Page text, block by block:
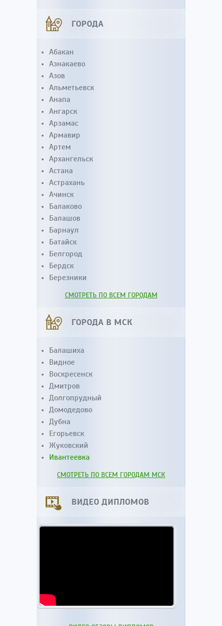
ГОРОДА
Абакан
Азнакаево
Азов
Альметьевск
Анапа
Ангарск
Арзамас
Армавир
Артем
Архангельск
Астана
Астрахань
Ачинск
Балаково
Балашов
Барнаул
Батайск
Белгород
Бердск
Березники
СМОТРЕТЬ ПО ВСЕМ ГОРОДАМ
ГОРОДА В МСК
Балашиха
Видное
Воскресенск
Дмитров
Долгопрудный
Домодедово
Дубна
Егорьевск
Жуковский
Ивантеевка
СМОТРЕТЬ ПО ВСЕМ ГОРОДАМ МСК
ВИДЕО ДИПЛОМОВ